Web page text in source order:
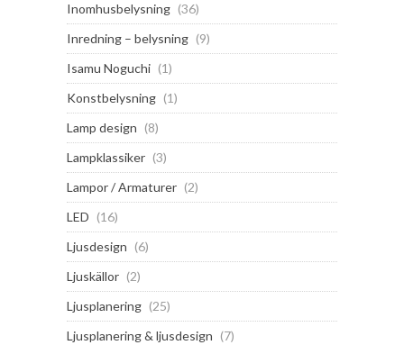
Inomhusbelysning (36)
Inredning – belysning (9)
Isamu Noguchi (1)
Konstbelysning (1)
Lamp design (8)
Lampklassiker (3)
Lampor / Armaturer (2)
LED (16)
Ljusdesign (6)
Ljuskällor (2)
Ljusplanering (25)
Ljusplanering & ljusdesign (7)